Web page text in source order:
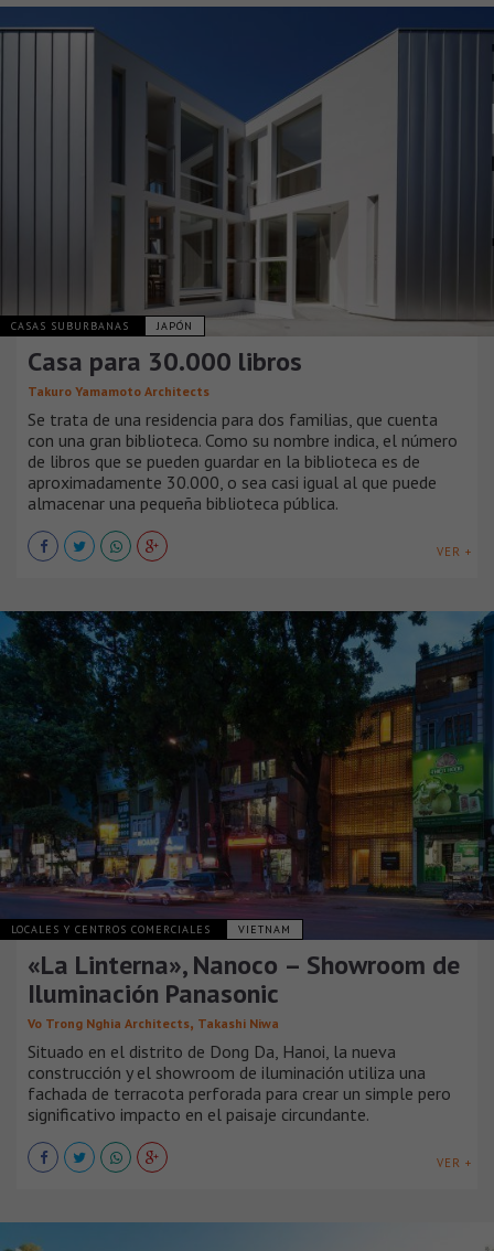
CASAS SUBURBANAS JAPÓN
Casa para 30.000 libros
Takuro Yamamoto Architects
Se trata de una residencia para dos familias, que cuenta
con una gran biblioteca. Como su nombre indica, el número
de libros que se pueden guardar en la biblioteca es de
aproximadamente 30.000, o sea casi igual al que puede
almacenar una pequeña biblioteca pública.
VER +
LOCALES Y CENTROS COMERCIALES VIETNAM
«La Linterna», Nanoco – Showroom de
Iluminación Panasonic
Vo Trong Nghia Architects, Takashi Niwa
Situado en el distrito de Dong Da, Hanoi, la nueva
construcción y el showroom de iluminación utiliza una
fachada de terracota perforada para crear un simple pero
significativo impacto en el paisaje circundante.
VER +